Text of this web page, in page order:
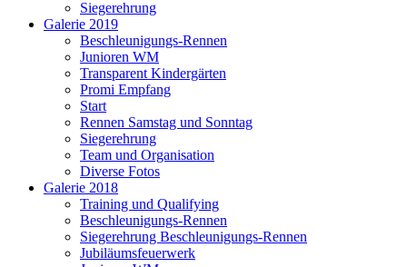
Siegerehrung
Galerie 2019
Beschleunigungs-Rennen
Junioren WM
Transparent Kindergärten
Promi Empfang
Start
Rennen Samstag und Sonntag
Siegerehrung
Team und Organisation
Diverse Fotos
Galerie 2018
Training und Qualifying
Beschleunigungs-Rennen
Siegerehrung Beschleunigungs-Rennen
Jubiläumsfeuerwerk